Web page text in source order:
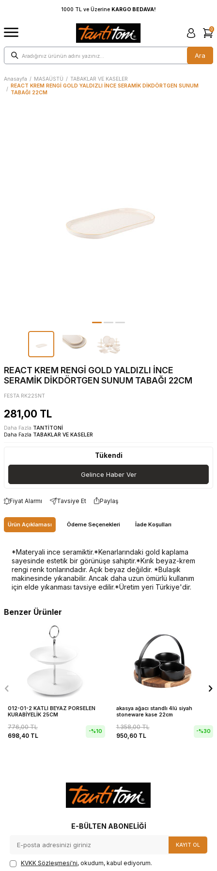
KARGO BEDAVA!
Ara
0
Anasayfa / MASAÜSTÜ / TABAKLAR VE KASELER
/
REACT KREM RENGİ GOLD YALDIZLI İNCE SERAMİK DİKDÖRTGEN SUNUM
TABAĞI 22CM
REACT KREM RENGİ GOLD YALDIZLI İNCE
SERAMİK DİKDÖRTGEN SUNUM TABAĞI 22CM
FESTA RK22SNT
281,00 TL
Daha Fazla TANTİTONİ
Daha Fazla TABAKLAR VE KASELER
Tükendi
Gelince Haber Ver
Fiyat Alarmı Tavsiye Et Paylaş
Ürün Açıklaması Ödeme Seçenekleri İade Koşulları
*Materyali ince seramiktir.*Kenarlarındaki gold kaplama
sayesinde estetik bir görünüşe sahiptir.*Kırık beyaz-krem
rengi renk tonlarındadır. Açık beyaz değildir. *Bulaşık
makinesinde yıkanabilir. Ancak daha uzun ömürlü kullanım
için elde yıkanması tavsiye edilir.*Üretim yeri Türkiye'dir.
Benzer Ürünler
012-01-2 KATLI BEYAZ PORSELEN
KURABİYELİK 25CM
776,00TL
698,40 TL
-%10
akasya ağacı standlı 4lü siyah
stoneware kase 22cm
1.358,00TL
950,60TL
-%30
E-BÜLTEN ABONELIĞI
KAYIT OL
KVKK Sözleşmesi'ni, okudum, kabul ediyorum.